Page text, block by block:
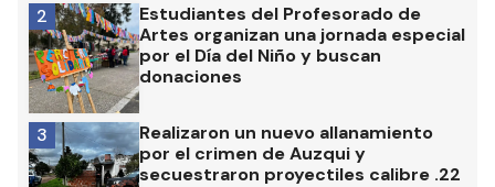
Estudiantes del Profesorado de
Artes organizan una jornada especial
por el Día del Niño y buscan
donaciones
2
Realizaron un nuevo allanamiento
por el crimen de Auzqui y
secuestraron proyectiles calibre .22
3